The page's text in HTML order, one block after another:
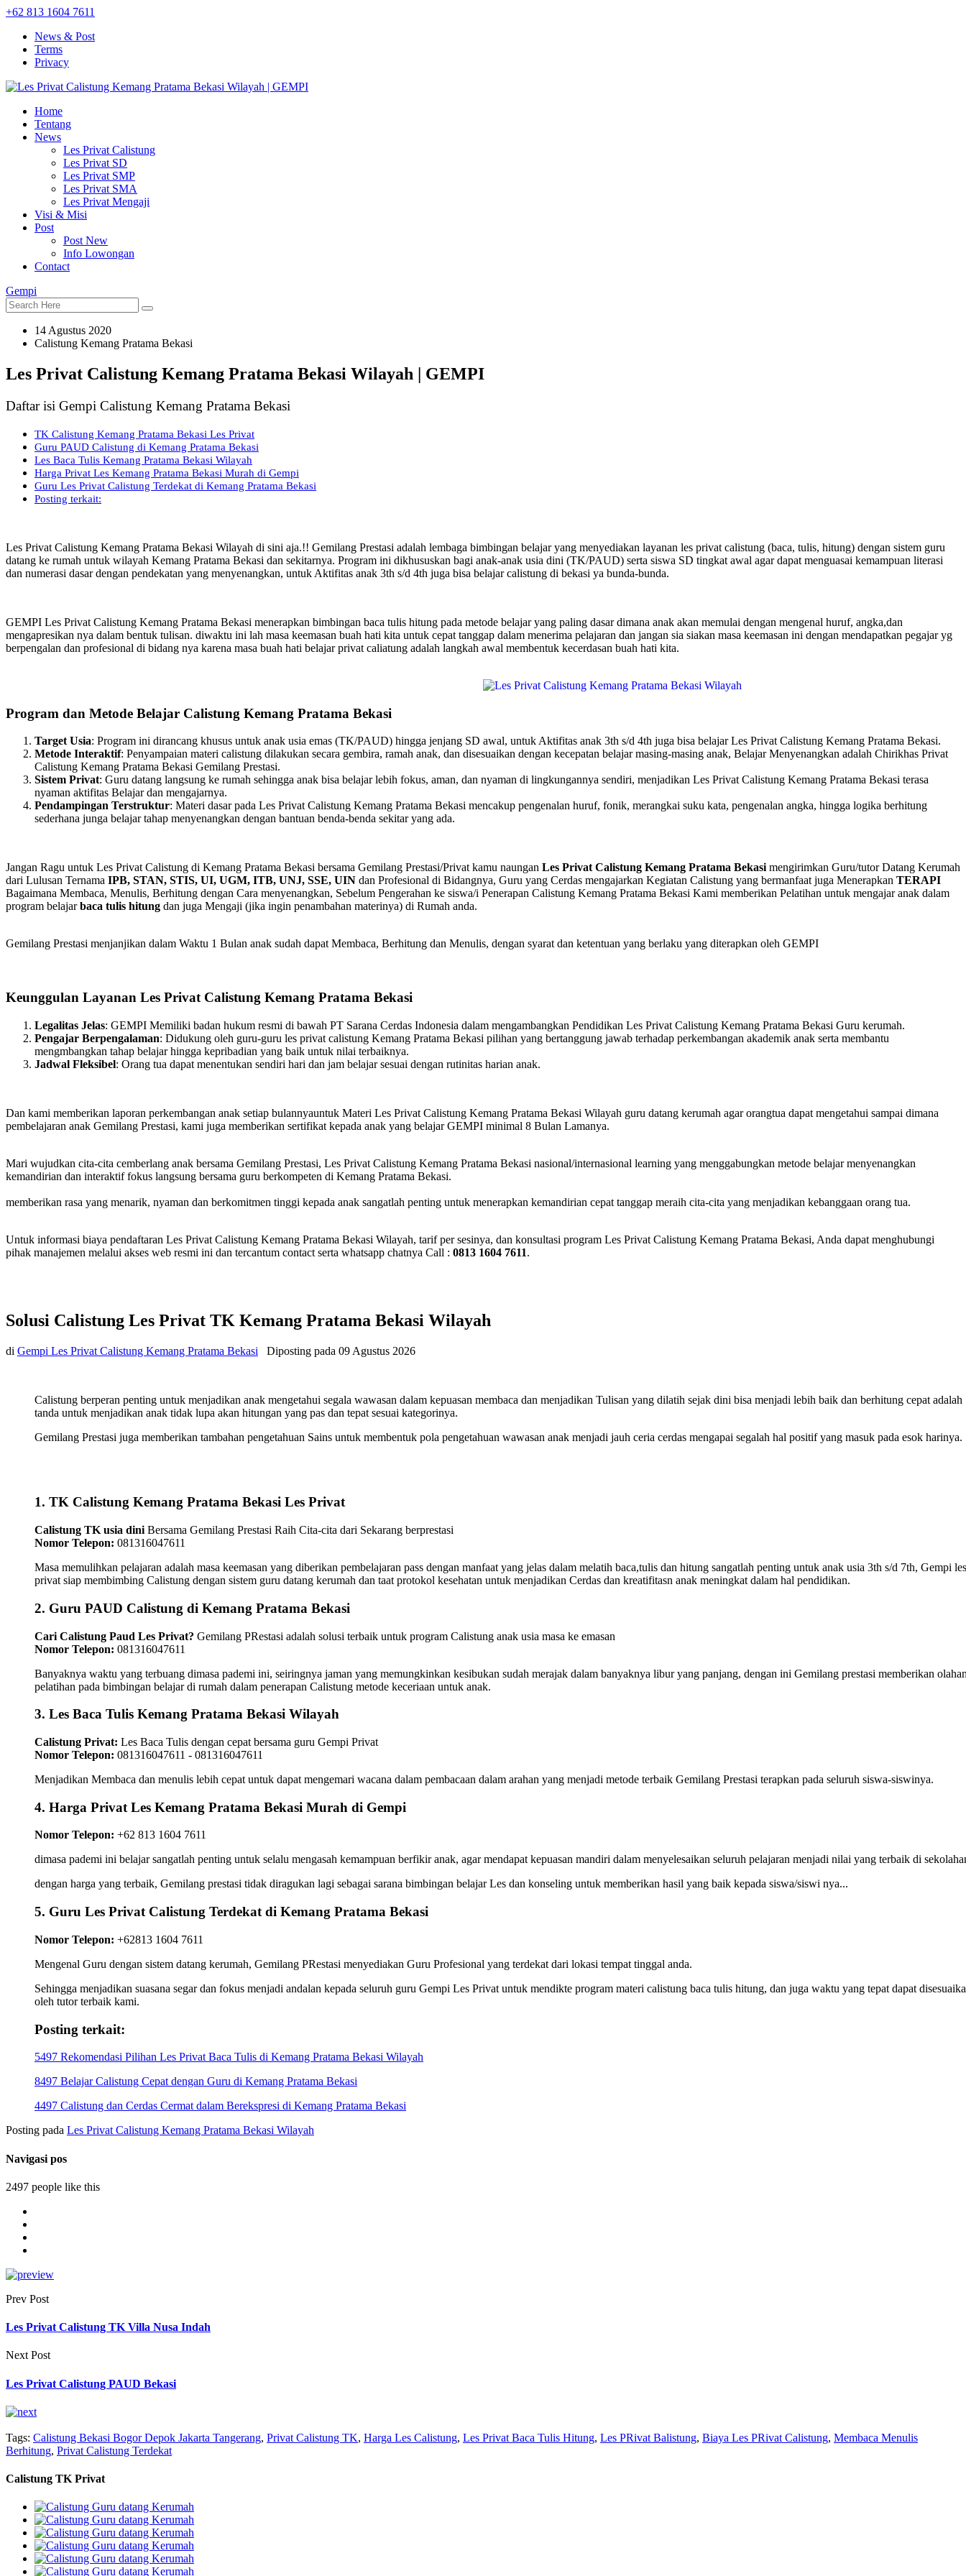
+62 813 1604 7611
News & Post
Terms
Privacy
Home
Tentang
News
Les Privat Calistung
Les Privat SD
Les Privat SMP
Les Privat SMA
Les Privat Mengaji
Visi & Misi
Post
Post New
Info Lowongan
Contact
Gempi
14 Agustus 2020
Calistung Kemang Pratama Bekasi
Les Privat Calistung Kemang Pratama Bekasi Wilayah | GEMPI
Daftar isi Gempi Calistung Kemang Pratama Bekasi
TK Calistung Kemang Pratama Bekasi Les Privat
Guru PAUD Calistung di Kemang Pratama Bekasi
Les Baca Tulis Kemang Pratama Bekasi Wilayah
Harga Privat Les Kemang Pratama Bekasi Murah di Gempi
Guru Les Privat Calistung Terdekat di Kemang Pratama Bekasi
Posting terkait:
Les Privat Calistung Kemang Pratama Bekasi Wilayah di sini aja.!! Gemilang Prestasi adalah lembaga bimbingan belajar yang menyediakan layanan les privat calistung (baca, tulis, hitung) dengan sistem guru
datang ke rumah untuk wilayah Kemang Pratama Bekasi dan sekitarnya. Program ini dikhususkan bagi anak-anak usia dini (TK/PAUD) serta siswa SD tingkat awal agar dapat menguasai kemampuan literasi
dan numerasi dasar dengan pendekatan yang menyenangkan, untuk Aktifitas anak 3th s/d 4th juga bisa belajar calistung di bekasi ya bunda-bunda.
GEMPI Les Privat Calistung Kemang Pratama Bekasi menerapkan bimbingan baca tulis hitung pada metode belajar yang paling dasar dimana anak akan memulai dengan mengenal huruf, angka,dan
mengapresikan nya dalam bentuk tulisan. diwaktu ini lah masa keemasan buah hati kita untuk cepat tanggap dalam menerima pelajaran dan jangan sia siakan masa keemasan ini dengan mendapatkan pegajar yg
berpengalan dan profesional di bidang nya karena masa buah hati belajar privat caliatung adalah langkah awal membentuk kecerdasan buah hati kita.
Program dan Metode Belajar Calistung Kemang Pratama Bekasi
Target Usia: Program ini dirancang khusus untuk anak usia emas (TK/PAUD) hingga jenjang SD awal, untuk Aktifitas anak 3th s/d 4th juga bisa belajar Les Privat Calistung Kemang Pratama Bekasi.
Metode Interaktif: Penyampaian materi calistung dilakukan secara gembira, ramah anak, dan disesuaikan dengan kecepatan belajar masing-masing anak, Belajar Menyenangkan adalah Chirikhas Privat
Calistung Kemang Pratama Bekasi Gemilang Prestasi.
Sistem Privat: Guru datang langsung ke rumah sehingga anak bisa belajar lebih fokus, aman, dan nyaman di lingkungannya sendiri, menjadikan Les Privat Calistung Kemang Pratama Bekasi terasa
nyaman aktifitas Belajar dan mengajarnya.
Pendampingan Terstruktur: Materi dasar pada Les Privat Calistung Kemang Pratama Bekasi mencakup pengenalan huruf, fonik, merangkai suku kata, pengenalan angka, hingga logika berhitung
sederhana junga belajar tahap menyenangkan dengan bantuan benda-benda sekitar yang ada.
Jangan Ragu untuk Les Privat Calistung di Kemang Pratama Bekasi bersama Gemilang Prestasi/Privat kamu naungan Les Privat Calistung Kemang Pratama Bekasimengirimkan Guru/tutor Datang Kerumah
dari Lulusan Ternama IPB, STAN, STIS, UI, UGM, ITB, UNJ, SSE, UIN dan Profesional di Bidangnya, Guru yang Cerdas mengajarkan Kegiatan Calistung yang bermanfaat juga Menerapkan TERAPI
Bagaimana Membaca, Menulis, Berhitung dengan Cara menyenangkan, Sebelum Pengerahan ke siswa/i Penerapan Calistung Kemang Pratama Bekasi Kami memberikan Pelatihan untuk mengajar anak dalam
program belajarbaca tulis hitung dan juga Mengaji (jika ingin penambahan materinya) di Rumah anda.
Gemilang Prestasi menjanjikan dalam Waktu 1 Bulan anak sudah dapat Membaca, Berhitung dan Menulis, dengan syarat dan ketentuan yang berlaku yang diterapkan oleh GEMPI
Keunggulan Layanan Les Privat Calistung Kemang Pratama Bekasi
Legalitas Jelas: GEMPI Memiliki badan hukum resmi di bawah PT Sarana Cerdas Indonesia dalam mengambangkan Pendidikan Les Privat Calistung Kemang Pratama Bekasi Guru kerumah.
Pengajar Berpengalaman: Didukung oleh guru-guru les privat calistung Kemang Pratama Bekasi pilihan yang bertanggung jawab terhadap perkembangan akademik anak serta membantu
mengmbangkan tahap belajar hingga kepribadian yang baik untuk nilai terbaiknya.
Jadwal Fleksibel: Orang tua dapat menentukan sendiri hari dan jam belajar sesuai dengan rutinitas harian anak.
Dan kami memberikan laporan perkembangan anak setiap bulannyauntuk Materi Les Privat Calistung Kemang Pratama Bekasi Wilayah guru datang kerumah agar orangtua dapat mengetahui sampai dimana
pembelajaran anak Gemilang Prestasi, kami juga memberikan sertifikat kepada anak yang belajar GEMPI minimal 8 Bulan Lamanya.
Mari wujudkan cita-cita cemberlang anak bersama Gemilang Prestasi, Les Privat Calistung Kemang Pratama Bekasi nasional/internasional learning yang menggabungkan metode belajar menyenangkan
kemandirian dan interaktif fokus langsung bersama guru berkompeten di Kemang Pratama Bekasi.
memberikan rasa yang menarik, nyaman dan berkomitmen tinggi kepada anak sangatlah penting untuk menerapkan kemandirian cepat tanggap meraih cita-cita yang menjadikan kebanggaan orang tua.
Untuk informasi biaya pendaftaran Les Privat Calistung Kemang Pratama Bekasi Wilayah, tarif per sesinya, dan konsultasi program Les Privat Calistung Kemang Pratama Bekasi, Anda dapat menghubungi
pihak manajemen melalui akses web resmi ini dan tercantum contact serta whatsapp chatnya Call : 0813 1604 7611.
Solusi Calistung Les Privat TK Kemang Pratama Bekasi Wilayah
di Gempi Les Privat Calistung Kemang Pratama Bekasi Diposting pada 09 Agustus 2026
Calistung berperan penting untuk menjadikan anak mengetahui segala wawasan dalam kepuasan membaca dan menjadikan Tulisan yang dilatih sejak dini bisa menjadi lebih baik dan berhitung cepat adalah
tanda untuk menjadikan anak tidak lupa akan hitungan yang pas dan tepat sesuai kategorinya.
Gemilang Prestasi juga memberikan tambahan pengetahuan Sains untuk membentuk pola pengetahuan wawasan anak menjadi jauh ceria cerdas mengapai segalah hal positif yang masuk pada esok harinya.
1. TK Calistung Kemang Pratama Bekasi Les Privat
Calistung TK usia dini Bersama Gemilang Prestasi Raih Cita-cita dari Sekarang berprestasi
Nomor Telepon: 081316047611
Masa memulihkan pelajaran adalah masa keemasan yang diberikan pembelajaran pass dengan manfaat yang jelas dalam melatih baca,tulis dan hitung sangatlah penting untuk anak usia 3th s/d 7th, Gempi les
privat siap membimbing Calistung dengan sistem guru datang kerumah dan taat protokol kesehatan untuk menjadikan Cerdas dan kreatifitasn anak meningkat dalam hal pendidikan.
2. Guru PAUD Calistung di Kemang Pratama Bekasi
Cari Calistung Paud Les Privat? Gemilang PRestasi adalah solusi terbaik untuk program Calistung anak usia masa ke emasan
Nomor Telepon: 081316047611
Banyaknya waktu yang terbuang dimasa pademi ini, seiringnya jaman yang memungkinkan kesibukan sudah merajak dalam banyaknya libur yang panjang, dengan ini Gemilang prestasi memberikan
pelatihan pada bimbingan belajar di rumah dalam penerapan Calistung metode keceriaan untuk anak.
3. Les Baca Tulis Kemang Pratama Bekasi Wilayah
Calistung Privat: Les Baca Tulis dengan cepat bersama guru Gempi Privat
Nomor Telepon: 081316047611 - 081316047611
Menjadikan Membaca dan menulis lebih cepat untuk dapat mengemari wacana dalam pembacaan dalam arahan yang menjadi metode terbaik Gemilang Prestasi terapkan pada seluruh siswa-siswinya.
4. Harga Privat Les Kemang Pratama Bekasi Murah di Gempi
Nomor Telepon: +62 813 1604 7611
dimasa pademi ini belajar sangatlah penting untuk selalu mengasah kemampuan berfikir anak, agar mendapat kepuasan mandiri dalam menyelesaikan seluruh pelajaran menjadi nilai yang terbaik di
dengan harga yang terbaik, Gemilang prestasi tidak diragukan lagi sebagai sarana bimbingan belajar Les dan konseling untuk memberikan hasil yang baik kepada siswa/siswi nya...
5. Guru Les Privat Calistung Terdekat di Kemang Pratama Bekasi
Nomor Telepon: +62813 1604 7611
Mengenal Guru dengan sistem datang kerumah, Gemilang PRestasi menyediakan Guru Profesional yang terdekat dari lokasi tempat tinggal anda.
Sehingga menjadikan suasana segar dan fokus menjadi andalan kepada seluruh guru Gempi Les Privat untuk mendikte program materi calistung baca tulis hitung, dan juga waktu yang tepat dapat
oleh tutor terbaik kami.
Posting terkait:
5497 Rekomendasi Pilihan Les Privat Baca Tulis di Kemang Pratama Bekasi Wilayah
8497 Belajar Calistung Cepat dengan Guru di Kemang Pratama Bekasi
4497 Calistung dan Cerdas Cermat dalam Berekspresi di Kemang Pratama Bekasi
Posting pada Les Privat Calistung Kemang Pratama Bekasi Wilayah
Navigasi pos
2497 people like this
Prev Post
Les Privat Calistung TK Villa Nusa Indah
Next Post
Les Privat Calistung PAUD Bekasi
Tags: Calistung Bekasi Bogor Depok Jakarta Tangerang, Privat Calistung TK, Harga Les Calistung, Les Privat Baca Tulis Hitung, Les PRivat Balistung, Biaya Les PRivat Calistung, Membaca Menulis
Berhitung, Privat Calistung Terdekat
Calistung TK Privat